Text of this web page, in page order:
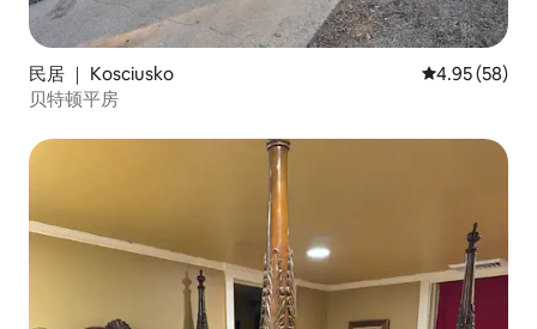
民居 ｜ Kosciusko 平均评分
4.95 (58)
贝特顿平房